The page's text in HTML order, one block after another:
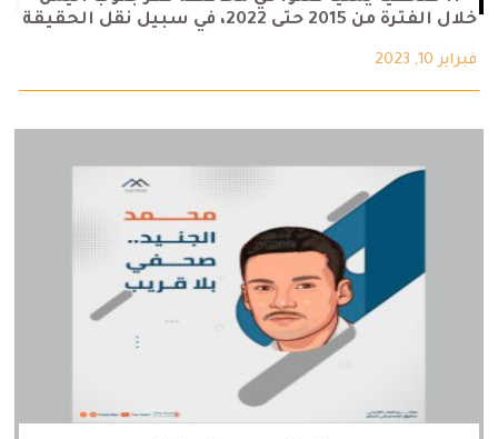
خلال الفترة من 2015 حتى 2022، في سبيل نقل الحقيقة
فبراير 10, 2023